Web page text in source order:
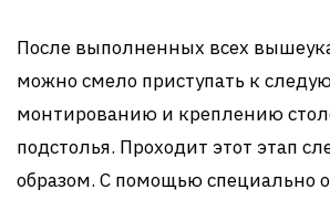
После выполненных всех
можно смело приступать к
монтированию и креплению
подстолья. Проходит этот этап
образом. С помощью специально